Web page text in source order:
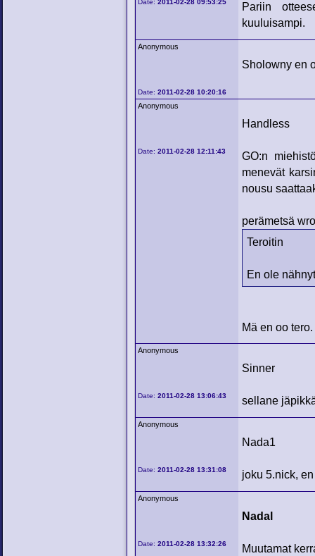
Date:2011-02-28 09:53:25
Pariin
kuuluisampi.
Anonymous
Date:2011-02-28 10:20:16
Sholowny en
Anonymous
Date:2011-02-28 12:11:43
Handless
GO:n
menevät
nousu
perämetsä
Teroitin
En ole
Mä en oo tero.
Anonymous
Date:2011-02-28 13:06:43
Sinner
sellane
Anonymous
Date:2011-02-28 13:31:08
Nada1
joku 5.nick,
Anonymous
Date:2011-02-28 13:32:26
Nadal
Muutamat